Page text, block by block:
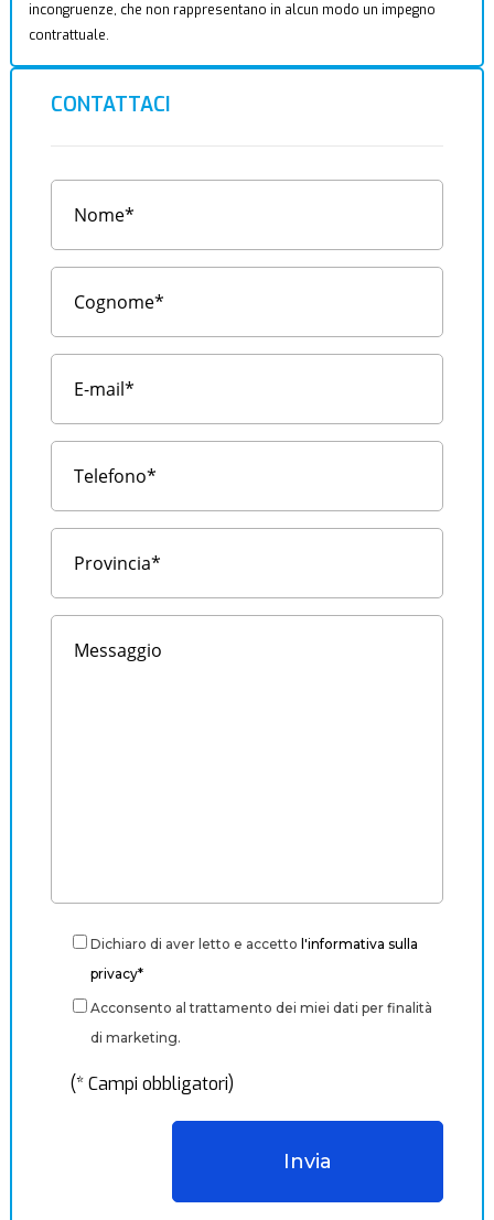
incongruenze, che non rappresentano in alcun modo un impegno
contrattuale.
CONTATTACI
Dichiaro di aver letto e accetto l'informativa sulla
privacy*
Acconsento al trattamento dei miei dati per finalità
di marketing.
(* Campi obbligatori)